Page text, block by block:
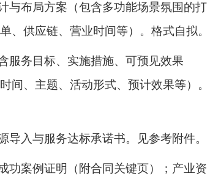
与布局方案（包含多功能场景氛围的打
、供应链、营业时间等）。格式自拟。
服务目标、实施措施、可预见效果
间、主题、活动形式、预计效果等）。
入与服务达标承诺书。见参考附件。
功案例证明（附合同关键页）；产业资